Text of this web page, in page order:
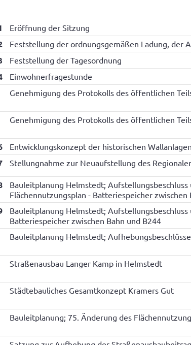
Eröffnung der Sitzung
Feststellung der ordnungsgemäßen Ladung, der
Feststellung der Tagesordnung
Einwohnerfragestunde
Genehmigung des Protokolls des öffentlichen
Genehmigung des Protokolls des öffentlichen
Entwicklungskonzept der historischen
Stellungnahme zur Neuaufstellung des
Bauleitplanung Helmstedt;
Flächennutzungsplan - Batteriespeicher zwischen
Bauleitplanung Helmstedt;
Batteriespeicher zwischen Bahn und B244
Bauleitplanung Helmstedt;
Straßenausbau Langer Kamp in Helmstedt
Städtebauliches Gesamtkonzept Kramers Gut
Bauleitplanung; 75. Änderung des